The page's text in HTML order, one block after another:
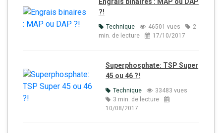
?!
Technique 46501 vues
2
min. de lecture
17/10/2017
Superphosphate: TSP Super
45 ou 46 ?!
Technique
33483 vues
3 min. de lecture
10/08/2017